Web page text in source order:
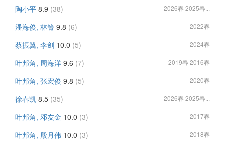
陶小平 8.9 (38) 2026春 2025春...
潘海俊, 林箐 9.8 (6) 2022春
蔡振翼, 李剑 10.0 (5) 2024春
叶邦角, 周海洋 9.6 (7) 2019春 2016春
叶邦角, 张宏俊 9.8 (5) 2020春
徐春凯 8.5 (35) 2026春 2025春...
叶邦角, 邓友金 10.0 (3) 2017春
叶邦角, 殷月伟 10.0 (3) 2018春